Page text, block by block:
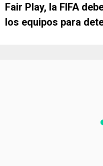
Fair Play, la FIFA
los equipos para